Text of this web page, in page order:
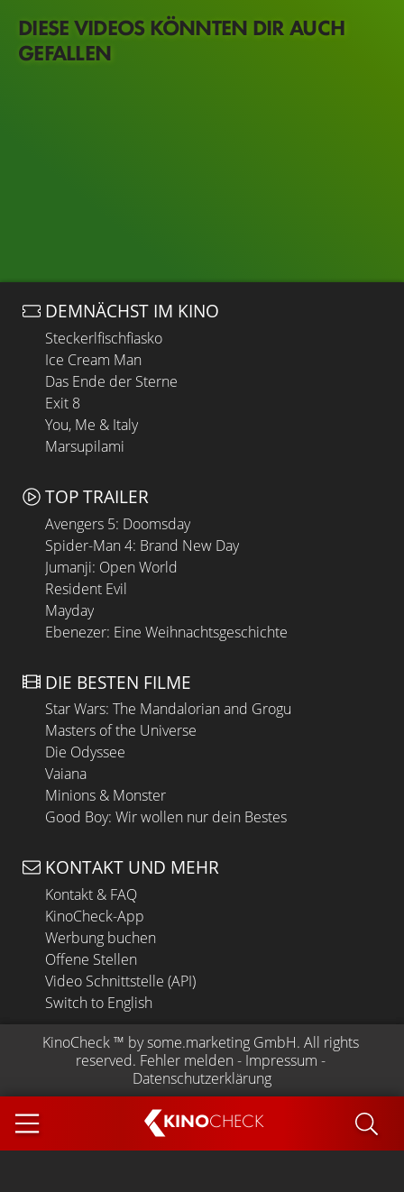
KINOCHECK
DIESE VIDEOS KÖNNTEN DIR AUCH
GEFALLEN
DEMNÄCHST IM KINO
Steckerlfischfiasko
Ice Cream Man
Das Ende der Sterne
Exit 8
You, Me & Italy
Marsupilami
TOP TRAILER
Avengers 5: Doomsday
Spider-Man 4: Brand New Day
Jumanji: Open World
Resident Evil
Mayday
Ebenezer: Eine Weihnachtsgeschichte
DIE BESTEN FILME
Star Wars: The Mandalorian and Grogu
Masters of the Universe
Die Odyssee
Vaiana
Minions & Monster
Good Boy: Wir wollen nur dein Bestes
KONTAKT UND MEHR
Kontakt & FAQ
KinoCheck-App
Werbung buchen
Offene Stellen
Video Schnittstelle (API)
Switch to English
KinoCheck ™ by some.marketing GmbH. All rights
reserved. Fehler melden - Impressum -
Datenschutzerklärung